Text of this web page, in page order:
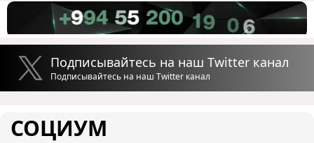
Подписывайтесь на наш Twitter канал
Подписывайтесь на наш Twitter канал
СОЦИУМ